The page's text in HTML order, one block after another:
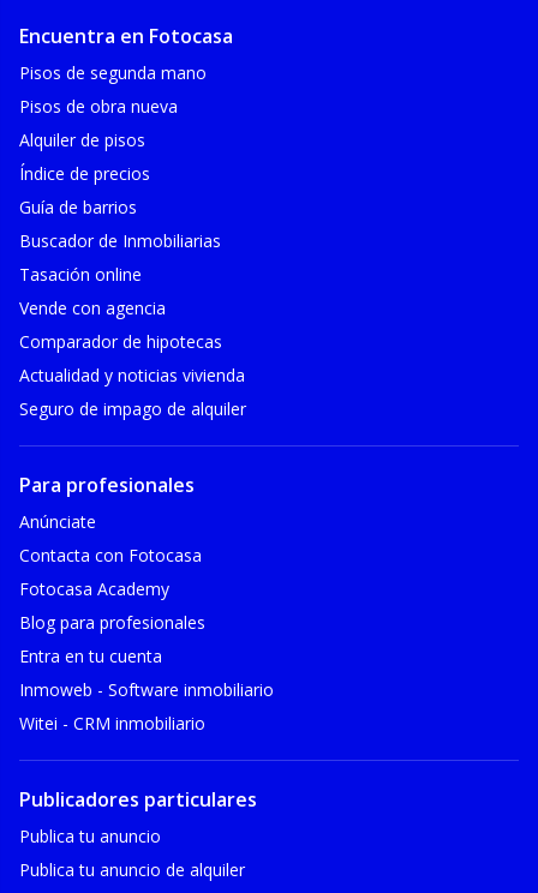
Encuentra en Fotocasa
Pisos de segunda mano
Pisos de obra nueva
Alquiler de pisos
Índice de precios
Guía de barrios
Buscador de Inmobiliarias
Tasación online
Vende con agencia
Comparador de hipotecas
Actualidad y noticias vivienda
Seguro de impago de alquiler
Para profesionales
Anúnciate
Contacta con Fotocasa
Fotocasa Academy
Blog para profesionales
Entra en tu cuenta
Inmoweb - Software inmobiliario
Witei - CRM inmobiliario
Publicadores particulares
Publica tu anuncio
Publica tu anuncio de alquiler